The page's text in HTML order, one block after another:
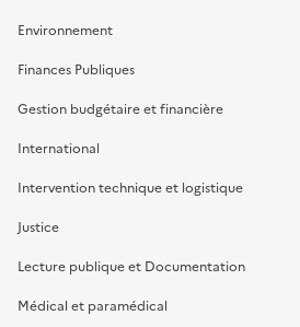
Environnement
Finances Publiques
Gestion budgétaire et financière
International
Intervention technique et logistique
Justice
Lecture publique et Documentation
Médical et paramédical